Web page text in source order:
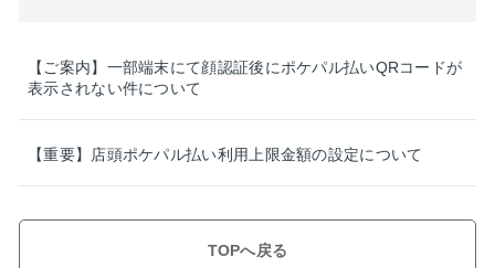
【ご案内】一部端末にて顔認証後にポケパル払いQRコードが
表示されない件について
【重要】店頭ポケパル払い利用上限金額の設定について
TOPへ戻る